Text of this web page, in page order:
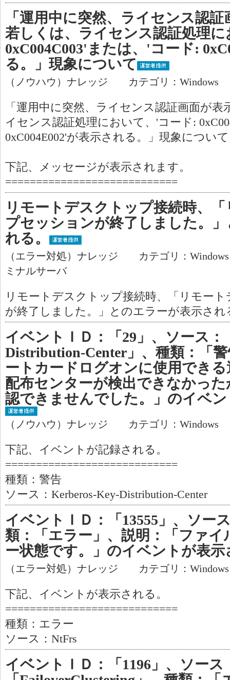
「運用中に突然、ライセンス認
若しくは、ライセンス認証処理
0xC004C003'または、'コード:
る。」現象について
（ノウハウ）ナレッジ カテゴリ：Windows
「運用中に突然、ライセンス認証画面が
イセンス認証処理において、'コード:
0xC004E002'が表示される。」現象について
下記、メッセージが表示されます。
============================
リモートデスクトップ接続時、
プセッションが終了しました。
れる。
（エラー対処）ナレッジ カテゴリ：
ミナルサーバ
リモートデスクトップ接続時、「リモー
が終了しました。」とのエラーが表示され
イベントＩＤ：「29」、ソース：
Distribution-Center」、種類：「
ートカードログオンに使用でき
配布センターが検出できなかっ
認できませんでした。」のイベ
（ノウハウ）ナレッジ カテゴリ：Windows
下記、イベントが記録される。
============================
種類：警告
ソース：Kerberos-Key-Distribution-Center
イベントＩＤ：「13555」、ソー
類：「エラー」、説明：「ファ
ー状態です。」のイベントが表示
（エラー対処）ナレッジ カテゴリ：
下記、イベントが表示される。
============================
種類：エラー
ソース：NtFrs
イベントＩＤ：「1196」、ソース